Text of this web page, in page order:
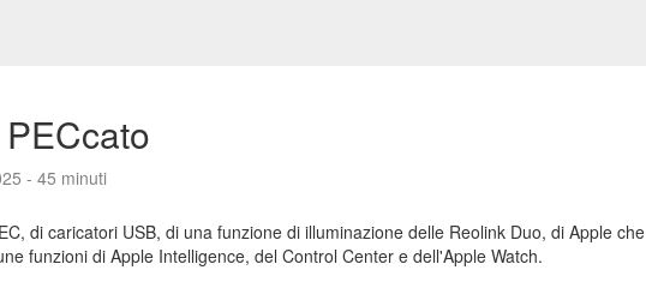
- 45 minuti
di caricatori USB, di una funzione di illuminazione delle Reolink Duo, di Apple che
funzioni di Apple Intelligence, del Control Center e dell'Apple Watch.